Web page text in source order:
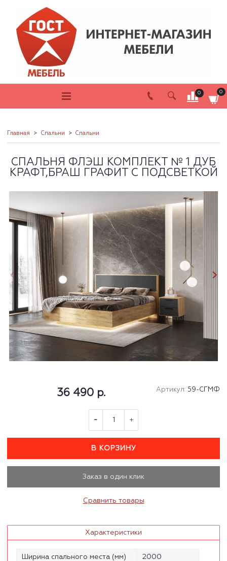
0 0
Главная Спальни Спальни
СПАЛЬНЯ ФЛЭШ КОМПЛЕКТ № 1 ДУБ
КРАФТ,БРАШ ГРАФИТ С ПОДСВЕТКОЙ
Артикул: 59-СГМФ
36 490 р.
В КОРЗИНУ
Заказ в один клик
Сравнить товары
Характеристики
Ширина спального места (мм) 2000